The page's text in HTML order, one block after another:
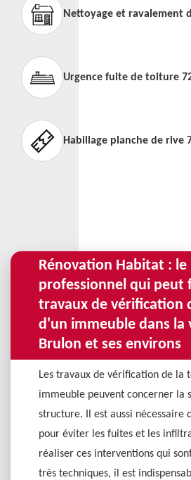
Nettoyage et ravalement
Urgence fuite de toiture
Habillage planche de rive
Rénovation Habitat : le
professionnel qui peut
travaux de vérification
d'un immeuble dans la
Brulon et ses environs
Les travaux de vérification de la
immeuble peuvent concerner la
structure. Il est aussi nécessaire
pour éviter les fuites et les
réaliser ces interventions qui
très techniques, il est